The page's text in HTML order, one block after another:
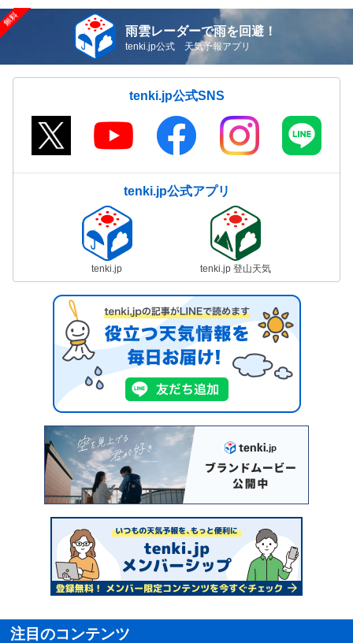
雨雲レーダーで雨を回避！
tenki.jp公式 天気予報アプリ
tenki.jp公式SNS
tenki.jp公式アプリ
tenki.jp tenki.jp 登山天気
注目のコンテンツ